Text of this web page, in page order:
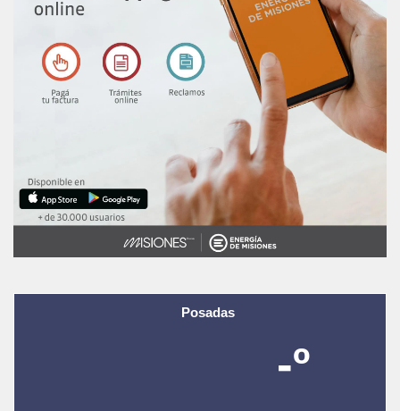
Posadas
-º